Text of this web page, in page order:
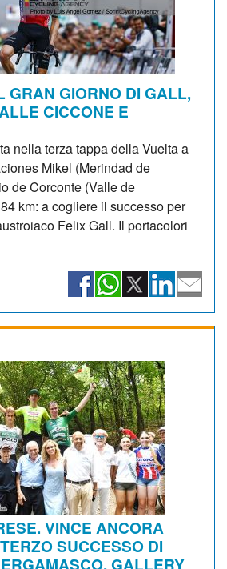
GRAN GIORNO DI GALL,
CICCONE E
nella terza tappa della Vuelta a
Mikel (Merindad de
de Corconte (Valle de
km: a cogliere il successo per
Felix Gall. Il portacolori
VINCE ANCORA
SUCCESSO DI
GALLERY